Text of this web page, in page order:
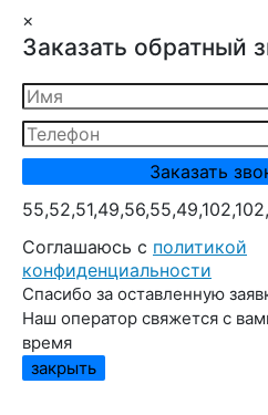
×
Заказать обратный
Cоглашаюсь с политикой
конфиденциальности
Спасибо за оставленную
Наш оператор свяжется с
время
закрыть